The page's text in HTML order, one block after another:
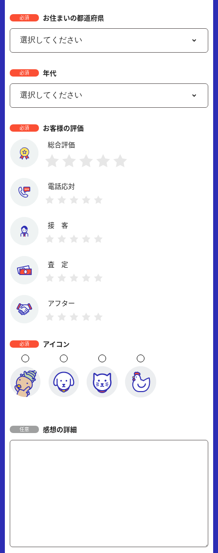
必須 お住まいの都道府県
必須 年代
必須
お客様の評価
総合評価
電話応対
接 客
査 定
アフター
必須 アイコン
任意 感想の詳細